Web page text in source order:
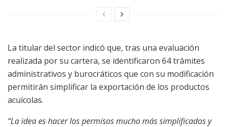
La titular del sector indicó que, tras una evaluación
realizada por su cartera, se identificaron 64 trámites
administrativos y burocráticos que con su modificación
permitirán simplificar la exportación de los productos
acuícolas.
“La idea es hacer los permisos mucho más simplificados y